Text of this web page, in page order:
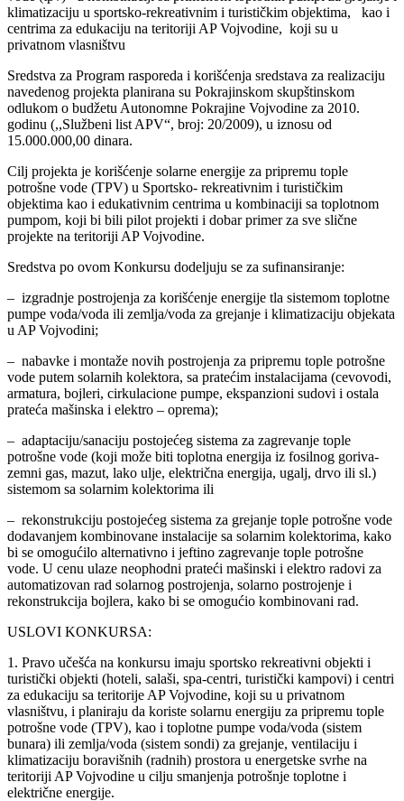
klimatizaciju u sportsko-rekreativnim i turističkim objektima, kao i
centrima za edukaciju na teritoriji AP Vojvodine, koji su u
privatnom vlasništvu
Sredstva za Program rasporeda i korišćenja sredstava za realizaciju
navedenog projekta planirana su Pokrajinskom skupštinskom
odlukom o budžetu Autonomne Pokrajine Vojvodine za 2010.
godinu (,,Službeni list APV“, broj: 20/2009), u iznosu od
15.000.000,00 dinara.
Cilj projekta je korišćenje solarne energije za pripremu tople
potrošne vode (TPV) u Sportsko- rekreativnim i turističkim
objektima kao i edukativnim centrima u kombinaciji sa toplotnom
pumpom, koji bi bili pilot projekti i dobar primer za sve slične
projekte na teritoriji AP Vojvodine.
Sredstva po ovom Konkursu dodeljuju se za sufinansiranje:
– izgradnje postrojenja za korišćenje energije tla sistemom toplotne
pumpe voda/voda ili zemlja/voda za grejanje i klimatizaciju objekata
u AP Vojvodini;
– nabavke i montaže novih postrojenja za pripremu tople potrošne
vode putem solarnih kolektora, sa pratećim instalacijama (cevovodi,
armatura, bojleri, cirkulacione pumpe, ekspanzioni sudovi i ostala
prateća mašinska i elektro – oprema);
– adaptaciju/sanaciju postojećeg sistema za zagrevanje tople
potrošne vode (koji može biti toplotna energija iz fosilnog goriva-
zemni gas, mazut, lako ulje, električna energija, ugalj, drvo ili sl.)
sistemom sa solarnim kolektorima ili
– rekonstrukciju postojećeg sistema za grejanje tople potrošne vode
dodavanjem kombinovane instalacije sa solarnim kolektorima, kako
bi se omogućilo alternativno i jeftino zagrevanje tople potrošne
vode. U cenu ulaze neophodni prateći mašinski i elektro radovi za
automatizovan rad solarnog postrojenja, solarno postrojenje i
rekonstrukcija bojlera, kako bi se omogućio kombinovani rad.
USLOVI KONKURSA:
1. Pravo učešća na konkursu imaju sportsko rekreativni objekti i
turistički objekti (hoteli, salaši, spa-centri, turistički kampovi) i centri
za edukaciju sa teritorije AP Vojvodine, koji su u privatnom
vlasništvu, i planiraju da koriste solarnu energiju za pripremu tople
potrošne vode (TPV), kao i toplotne pumpe voda/voda (sistem
bunara) ili zemlja/voda (sistem sondi) za grejanje, ventilaciju i
klimatizaciju boravišnih (radnih) prostora u energetske svrhe na
teritoriji AP Vojvodine u cilju smanjenja potrošnje toplotne i
električne energije.